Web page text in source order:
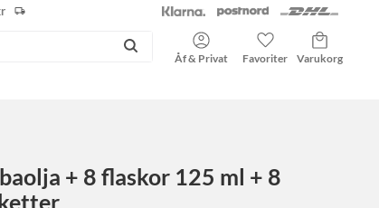
Åf & Privat
Favoriter
Kundvagn
+ 8 flaskor 125 ml + 8